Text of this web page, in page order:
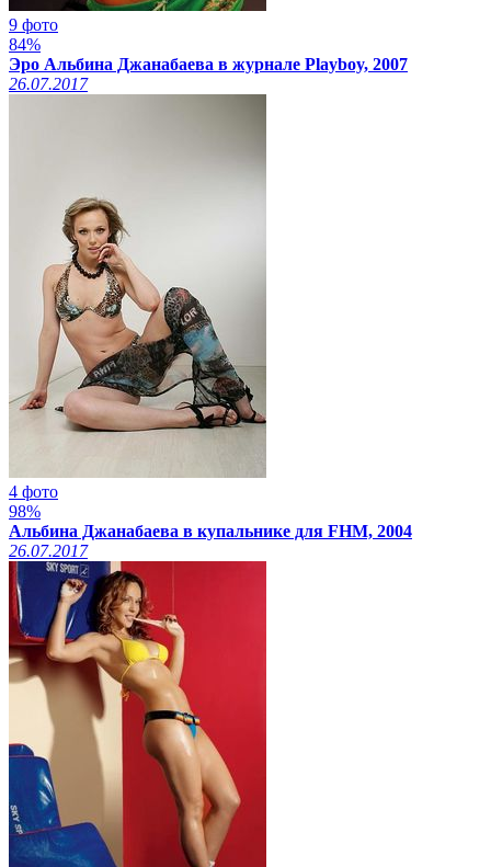
9 фото
84%
Эро Альбина Джанабаева в журнале Playboy, 2007
26.07.2017
4 фото
98%
Альбина Джанабаева в купальнике для FHM, 2004
26.07.2017